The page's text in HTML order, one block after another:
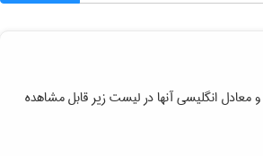
و معادل انگلیسی آنها در لیست زیر قابل مشاهده